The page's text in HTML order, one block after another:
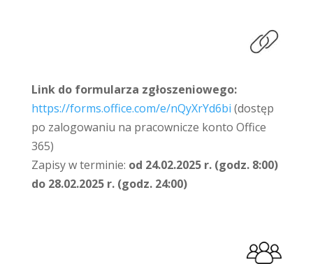
Link do formularza zgłoszeniowego:
https://forms.office.com/e/nQyXrYd6bi (dostęp
po zalogowaniu na pracownicze konto Office
365)
Zapisy w terminie: od 24.02.2025 r. (godz. 8:00)
do 28.02.2025 r. (godz. 24:00)